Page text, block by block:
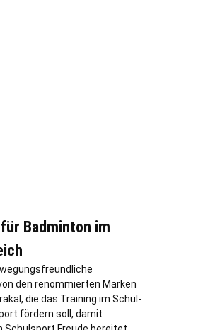
Badminton im
den renommierten Marken
die das Training im Schul-
fördern soll, damit